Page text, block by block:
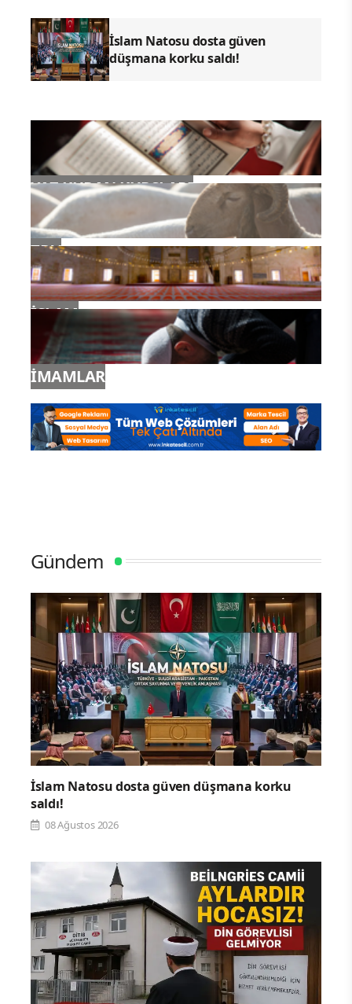
İslam Natosu dosta güven
düşmana korku saldı!
YAZ KURAN KURSLARI
TDV
İSLAM
İMAMLAR
Gündem
İslam Natosu dosta güven düşmana korku
saldı!
08 Ağustos 2026